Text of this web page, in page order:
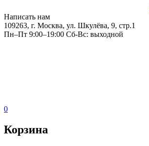
Написать нам
109263, г. Москва, ул. Шкулёва, 9, стр.1
Пн–Пт 9:00–19:00 Сб-Вс: выходной
0
Корзина